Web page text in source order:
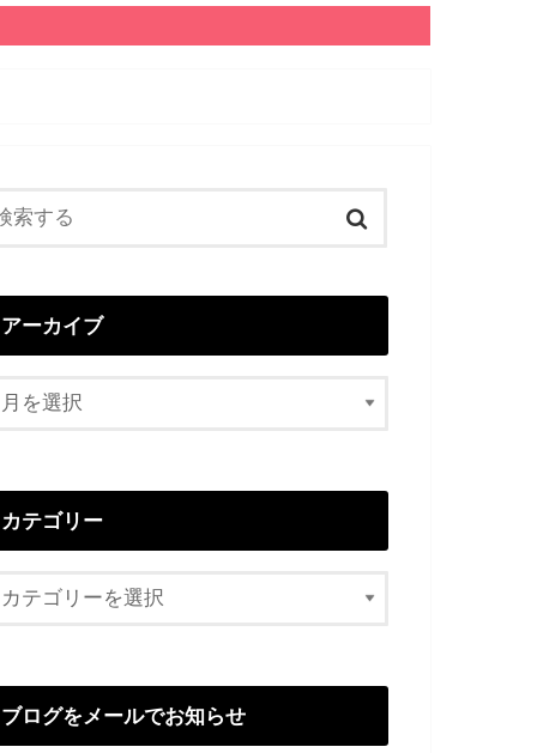
アーカイブ
カテゴリー
ブログをメールでお知らせ